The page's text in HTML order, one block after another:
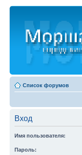
Список форумов
Вход
Имя пользователя:
Пароль: